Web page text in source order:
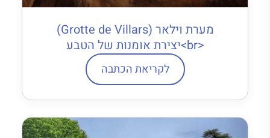
מערת וילאר (Grotte de Villars)
<br>יצירת אומנות של הטבע
לקריאת הכתבה